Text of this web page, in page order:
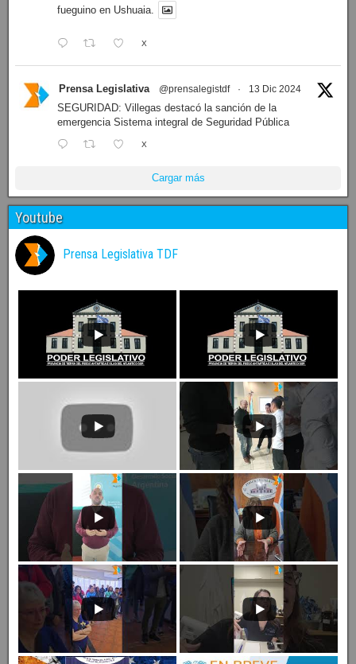
fueguino en Ushuaia.
X
Prensa Legislativa @prensalegistdf · 13 Dic 2024
SEGURIDAD: Villegas destacó la sanción de la
emergencia Sistema integral de Seguridad Pública
X
Cargar más
Youtube
Prensa Legislativa TDF